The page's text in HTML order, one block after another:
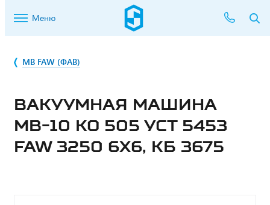
Меню
МВ FAW (ФАВ)
ВАКУУМНАЯ МАШИНА
МВ-10 КО 505 УСТ 5453
FAW 3250 6Х6, КБ 3675